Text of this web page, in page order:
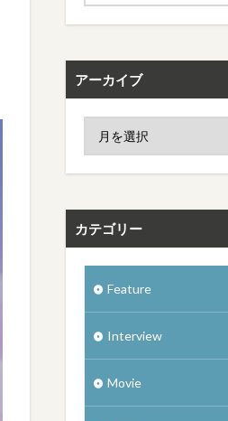
アーカイブ
カテゴリー
Feature
Interview
Movie